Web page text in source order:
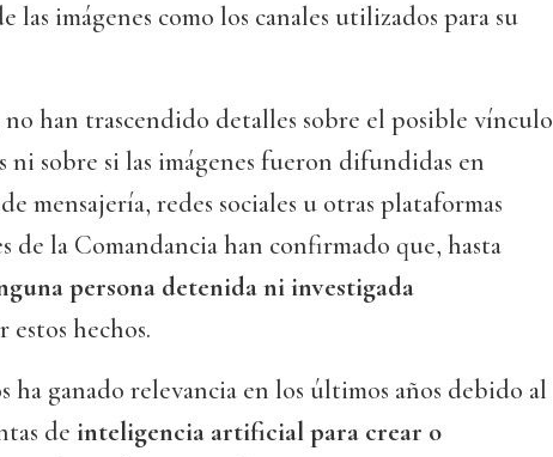
las imágenes como los canales utilizados para su
han trascendido detalles sobre el posible vínculo
ni sobre si las imágenes fueron difundidas en
mensajería, redes sociales u otras plataformas
de la Comandancia han confirmado que, hasta
persona detenida ni investigada
estos hechos.
ha ganado relevancia en los últimos años debido al
de inteligencia artificial para crear o